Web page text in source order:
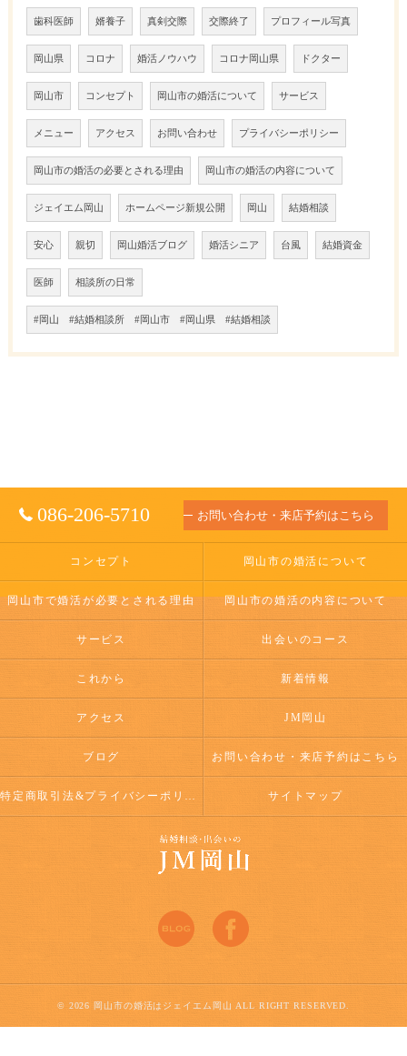
歯科医師 婿養子 真剣交際 交際終了 プロフィール写真
岡山県 コロナ 婚活ノウハウ コロナ岡山県 ドクター
岡山市 コンセプト 岡山市の婚活について サービス
メニュー アクセス お問い合わせ プライバシーポリシー
岡山市の婚活の必要とされる理由 岡山市の婚活の内容について
ジェイエム岡山 ホームページ新規公開 岡山 結婚相談
安心 親切 岡山婚活ブログ 婚活シニア 台風 結婚資金
医師 相談所の日常
#岡山 #結婚相談所 #岡山市 #岡山県 #結婚相談
086-206-5710 お問い合わせ・来店予約はこちら
コンセプト 岡山市の婚活について
岡山市で婚活が必要とされる理由 岡山市の婚活の内容について
サービス 出会いのコース
これから 新着情報
アクセス JM岡山
ブログ お問い合わせ・来店予約はこちら
特定商取引法&プライバシーポリシー サイトマップ
© 2026 岡山市の婚活はジェイエム岡山 ALL RIGHT RESERVED.